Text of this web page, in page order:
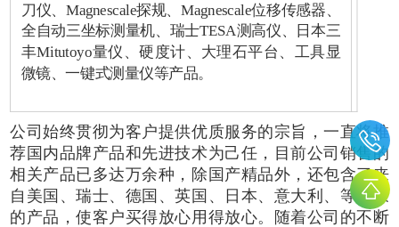
刀仪、Magnescale探规、Magnescale位移传感器、
全自动三坐标测量机、瑞士TESA测高仪、日本三
丰Mitutoyo量仪、硬度计、大理石平台、工具显
微镜、一键式测量仪等产品。
公司始终贯彻为客户提供优质服务的宗旨，一直将推
荐国内品牌产品和先进技术为己任，目前公司销售的
相关产品已多达万余种，除国产精品外，还包含了来
自美国、瑞士、德国、英国、日本、意大利、等国家
的产品，使客户买得放心用得放心。随着公司的不断